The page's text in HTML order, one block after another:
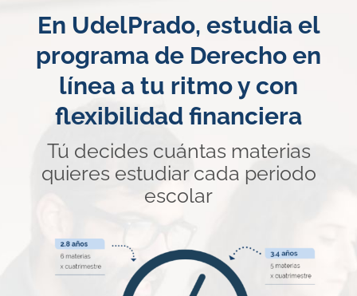
En UdelPrado, estudia el
programa de Derecho en
línea a tu ritmo y con
flexibilidad financiera
Tú decides cuántas materias
quieres estudiar cada periodo
escolar